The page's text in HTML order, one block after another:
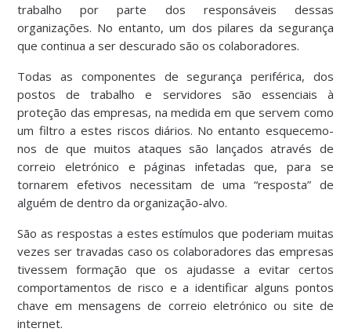
trabalho por parte dos responsáveis dessas
organizações. No entanto, um dos pilares da segurança
que continua a ser descurado são os colaboradores.
Todas as componentes de segurança periférica, dos
postos de trabalho e servidores são essenciais à
proteção das empresas, na medida em que servem como
um filtro a estes riscos diários. No entanto esquecemo-
nos de que muitos ataques são lançados através de
correio eletrónico e páginas infetadas que, para se
tornarem efetivos necessitam de uma “resposta” de
alguém de dentro da organização-alvo.
São as respostas a estes estímulos que poderiam muitas
vezes ser travadas caso os colaboradores das empresas
tivessem formação que os ajudasse a evitar certos
comportamentos de risco e a identificar alguns pontos
chave em mensagens de correio eletrónico ou site de
internet.